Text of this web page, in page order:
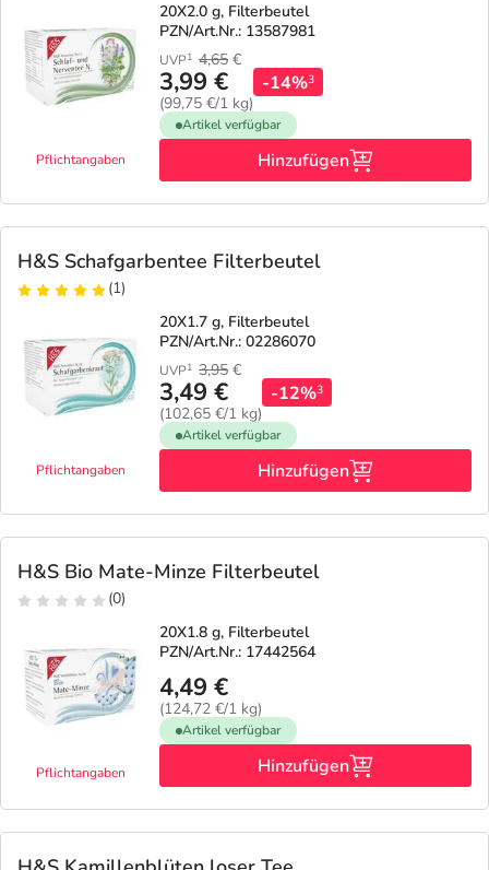
Pflichtangaben
20X2.0 g, Filterbeutel
PZN/Art.Nr.: 13587981
UVP1 4,65 €
3,99 €
(99,75 €/1 kg)
-14%3
Artikel verfügbar
Hinzufügen
H&S Schafgarbentee Filterbeutel
(1)
Pflichtangaben
20X1.7 g, Filterbeutel
PZN/Art.Nr.: 02286070
UVP1 3,95 €
3,49 €
(102,65 €/1 kg)
-12%3
Artikel verfügbar
Hinzufügen
H&S Bio Mate-Minze Filterbeutel
(0)
Pflichtangaben
20X1.8 g, Filterbeutel
PZN/Art.Nr.: 17442564
4,49 €
(124,72 €/1 kg)
Artikel verfügbar
Hinzufügen